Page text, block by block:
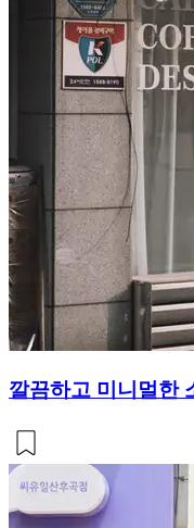
깔끔하고 미니멀한